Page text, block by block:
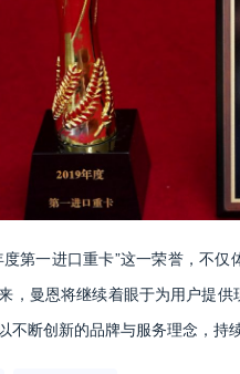
度第一进口重卡”这一荣誉，不
，曼恩将继续着眼于为用户提
不断创新的品牌与服务理念，持